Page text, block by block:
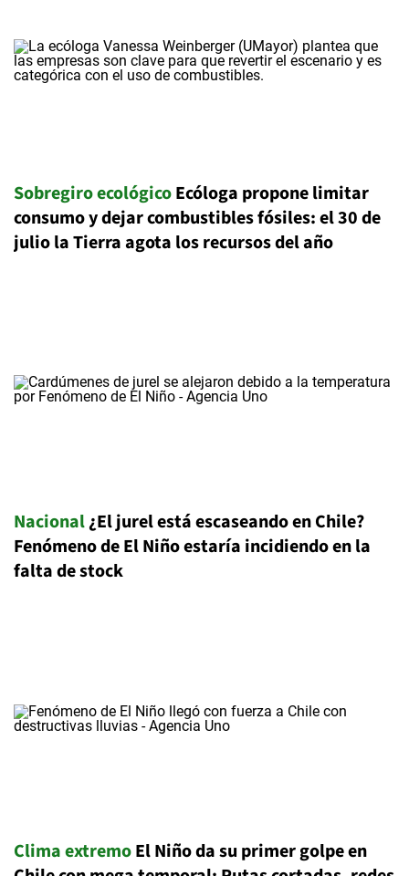
Sobregiro ecológicoEcóloga propone limitar
consumo y dejar combustibles fósiles: el 30 de
julio la Tierra agota los recursos del año
Nacional¿El jurel está escaseando en Chile?
Fenómeno de El Niño estaría incidiendo en la
falta de stock
Clima extremoEl Niño da su primer golpe en